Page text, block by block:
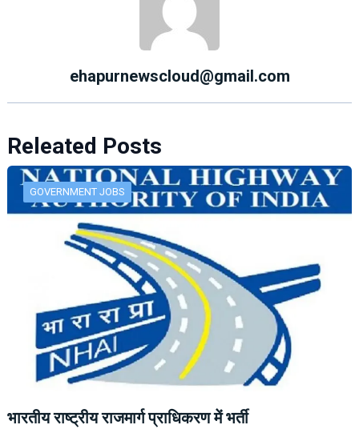
ehapurnewscloud@gmail.com
Releated Posts
GOVERNMENT JOBS
भारतीय राष्ट्रीय राजमार्ग प्राधिकरण में भर्ती